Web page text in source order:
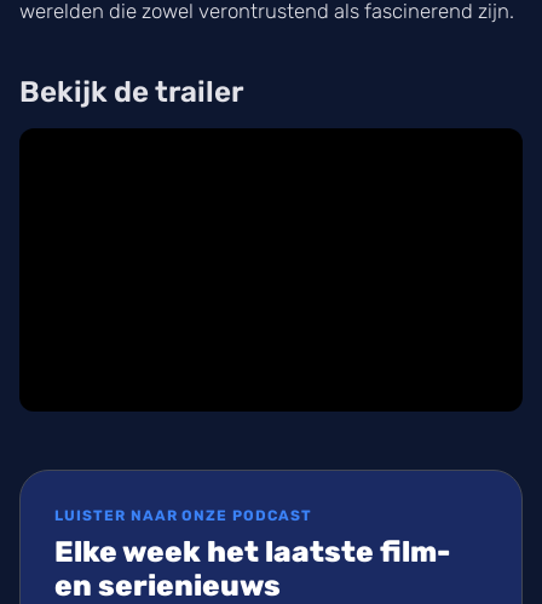
werelden die zowel verontrustend als fascinerend zijn.
Bekijk de trailer
LUISTER NAAR ONZE PODCAST
Elke week het laatste film-
en serienieuws